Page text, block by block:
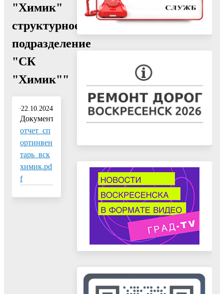
"Химик"
структурное
подразделение
"СК
"Химик""
22.10.2024
Документ:
отчет_сп
ортинвен
тарь_вск
химик.pd
f